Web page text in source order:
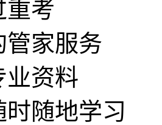
重考
管家服务
业资料
随地学习